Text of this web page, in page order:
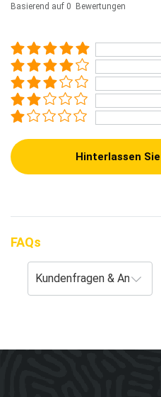
Basierend auf 0 Bewertungen
Hinterlassen
FAQs